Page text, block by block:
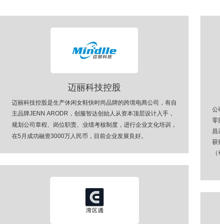
迈丽科技控股
迈丽科技控股是生产休闲女鞋快时尚品牌的跨境电商公司，有自
主品牌JENN ARODR，创服智达创始人从资本顶层设计入手，
规划公司章程、岗位职责、业绩考核制度，进行企业文化培训，
在5月成功融资3000万人民币，目前企业发展良好。
公
零
昌
获